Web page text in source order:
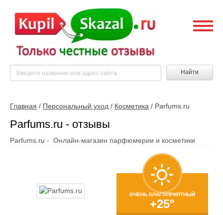
Найти
Главная / Персональный уход / Косметика / Parfums.ru
Parfums.ru - отзывы
Parfums.ru - Онлайн-магазин парфюмерии и косметики
ОЧЕНЬ БЛАГОПРИЯТНЫЙ
+25°